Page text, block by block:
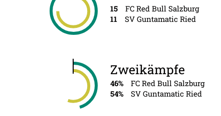
15
FC Red Bull Salzburg
11
SV Guntamatic Ried
Zweikämpfe
46%
FC Red Bull Salzburg
54%
SV Guntamatic Ried